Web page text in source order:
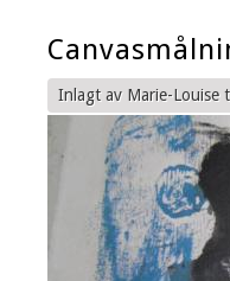
Inlagt av Marie-Louise